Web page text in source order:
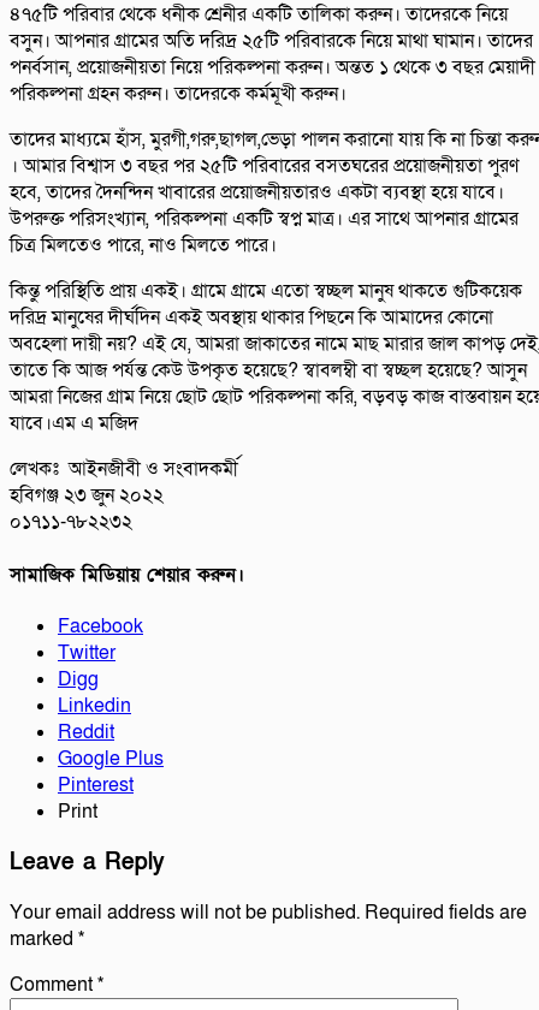
৪৭৫টি পরিবার থেকে ধনীক শ্রেনীর একটি তালিকা করুন। তাদেরকে নিয়ে
বসুন। আপনার গ্রামের অতি দরিদ্র ২৫টি পরিবারকে নিয়ে মাথা ঘামান। তাদের
পনর্বসান, প্রয়োজনীয়তা নিয়ে পরিকল্পনা করুন। অন্তত ১ থেকে ৩ বছর মেয়াদী
পরিকল্পনা গ্রহন করুন। তাদেরকে কর্মমূখী করুন।
তাদের মাধ্যমে হাঁস, মুরগী,গরু,ছাগল,ভেড়া পালন করানো যায় কি না চিন্তা
। আমার বিশ্বাস ৩ বছর পর ২৫টি পরিবারের বসতঘরের প্রয়োজনীয়তা পুরণ
হবে, তাদের দৈনন্দিন খাবারের প্রয়োজনীয়তারও একটা ব্যবস্থা হয়ে যাবে।
উপরুক্ত পরিসংখ্যান, পরিকল্পনা একটি স্বপ্ন মাত্র। এর সাথে আপনার গ্রামের
চিত্র মিলতেও পারে, নাও মিলতে পারে।
কিন্তু পরিস্থিতি প্রায় একই। গ্রামে গ্রামে এতো স্বচ্ছল মানুষ থাকতে গুটিকয়েক
দরিদ্র মানুষের দীর্ঘদিন একই অবস্থায় থাকার পিছনে কি আমাদের কোনো
অবহেলা দায়ী নয়? এই যে, আমরা জাকাতের নামে মাছ মারার জাল কাপড়
তাতে কি আজ পর্যন্ত কেউ উপকৃত হয়েছে? স্বাবলম্বী বা স্বচ্ছল হয়েছে? আসুন
আমরা নিজের গ্রাম নিয়ে ছোট ছোট পরিকল্পনা করি, বড়বড় কাজ বাস্তবায়ন
যাবে।এম এ মজিদ
লেখকঃ আইনজীবী ও সংবাদকর্মী
হবিগঞ্জ ২৩ জুন ২০২২
০১৭১১-৭৮২২৩২
সামাজিক মিডিয়ায় শেয়ার করুন।
Facebook
Twitter
Digg
Linkedin
Reddit
Google Plus
Pinterest
Print
Leave a Reply
Your email address will not be published. Required fields are
marked *
Comment*